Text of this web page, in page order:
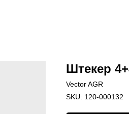
Штекер
Vector AGR
SKU: 120-000132